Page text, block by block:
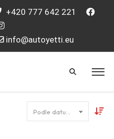
+420 777 642 221
info@autoyetti.eu